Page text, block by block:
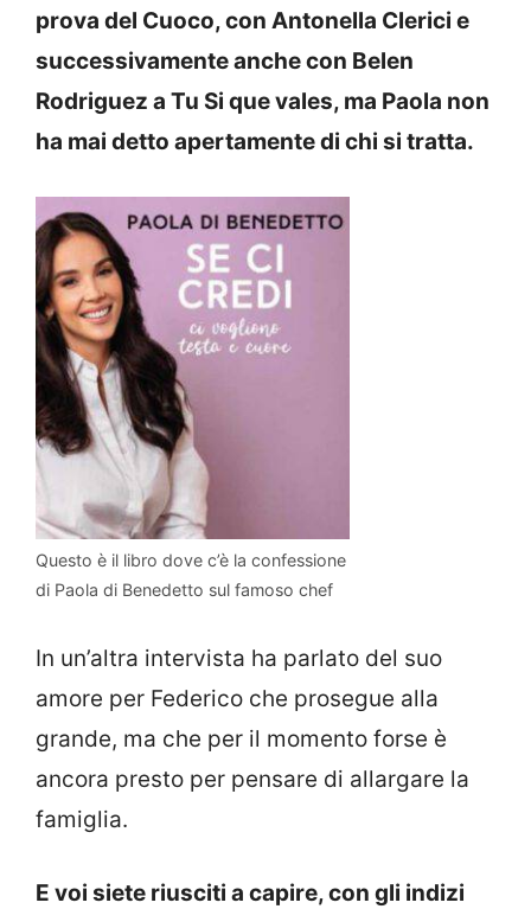
prova del Cuoco, con Antonella Clerici e
successivamente anche con Belen
Rodriguez a Tu Si que vales, ma Paola non
ha mai detto apertamente di chi si tratta.
Questo è il libro dove c’è la confessione
di Paola di Benedetto sul famoso chef
In un’altra intervista ha parlato del suo
amore per Federico che prosegue alla
grande, ma che per il momento forse è
ancora presto per pensare di allargare la
famiglia.
E voi siete riusciti a capire, con gli indizi